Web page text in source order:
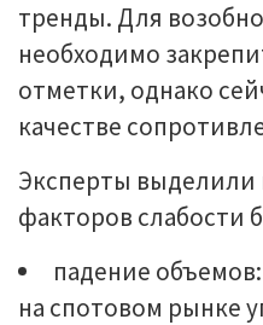
тренды. Для
необходимо
отметки, однако
качестве
Эксперты выделили
факторов слабости
падение
на спотовом рынке